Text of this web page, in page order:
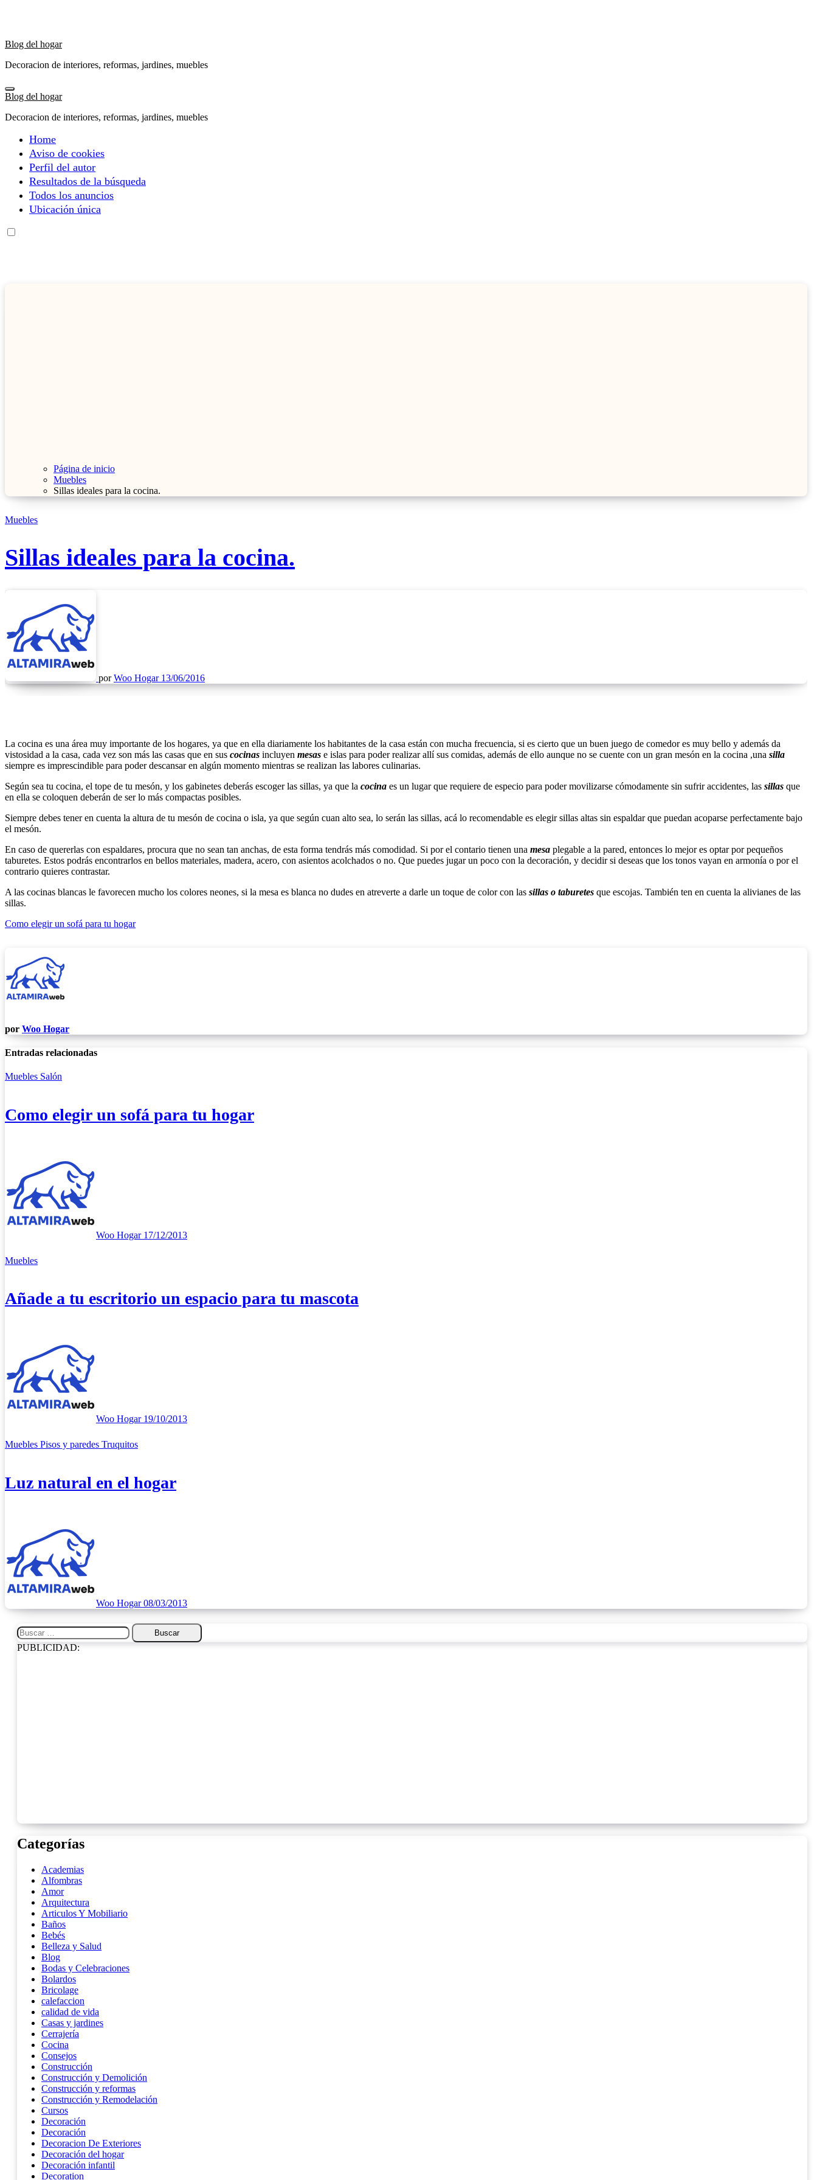
Blog del hogar
Decoracion de interiores, reformas, jardines, muebles
Blog del hogar
Decoracion de interiores, reformas, jardines, muebles
Home
Aviso de cookies
Perfil del autor
Resultados de la búsqueda
Todos los anuncios
Ubicación única
Página de inicio
Muebles
Sillas ideales para la cocina.
Muebles
Sillas ideales para la cocina.
porWoo Hogar 13/06/2016
La cocina es una área muy importante de los hogares, ya que en ella diariamente los habitantes de la casa están con mucha frecuencia, si es cierto que un buen juego de comedor es muy bello y además da
vistosidad a la casa, cada vez son más las casas que en sus cocinas incluyen mesas e islas para poder realizar allí sus comidas, además de ello aunque no se cuente con un gran mesón en la cocina ,una silla
siempre es imprescindible para poder descansar en algún momento mientras se realizan las labores culinarias.
Según sea tu cocina, el tope de tu mesón, y los gabinetes deberás escoger las sillas, ya que la cocina es un lugar que requiere de especio para poder movilizarse cómodamente sin sufrir accidentes, las sillas que
en ella se coloquen deberán de ser lo más compactas posibles.
Siempre debes tener en cuenta la altura de tu mesón de cocina o isla, ya que según cuan alto sea, lo serán las sillas, acá lo recomendable es elegir sillas altas sin espaldar que puedan acoparse perfectamente bajo
el mesón.
En caso de quererlas con espaldares, procura que no sean tan anchas, de esta forma tendrás más comodidad. Si por el contario tienen una mesa plegable a la pared, entonces lo mejor es optar por pequeños
taburetes. Estos podrás encontrarlos en bellos materiales, madera, acero, con asientos acolchados o no. Que puedes jugar un poco con la decoración, y decidir si deseas que los tonos vayan en armonía o por el
contrario quieres contrastar.
A las cocinas blancas le favorecen mucho los colores neones, si la mesa es blanca no dudes en atreverte a darle un toque de color con las sillas o taburetes que escojas. También ten en cuenta la alivianes de las
sillas.
Navegación
entradas
Como elegir un sofá para tu hogar
por Woo Hogar
Entradas relacionadas
Muebles Salón
Como elegir un sofá para tu hogar
Woo Hogar 17/12/2013
Muebles
Añade a tu escritorio un espacio para tu mascota
Woo Hogar 19/10/2013
Muebles Pisos y paredes Truquitos
Luz natural en el hogar
Woo Hogar08/03/2013
Buscar:
PUBLICIDAD:
Categorías
Academias
Alfombras
Amor
Arquitectura
Articulos Y Mobiliario
Baños
Bebés
Belleza y Salud
Blog
Bodas y Celebraciones
Bolardos
Bricolage
calefaccion
calidad de vida
Casas y jardines
Cerrajería
Cocina
Consejos
Construcción
Construcción y Demolición
Construcción y reformas
Construcción y Remodelación
Cursos
Decoración
Decoración
Decoracion De Exteriores
Decoración del hogar
Decoración infantil
Decoration